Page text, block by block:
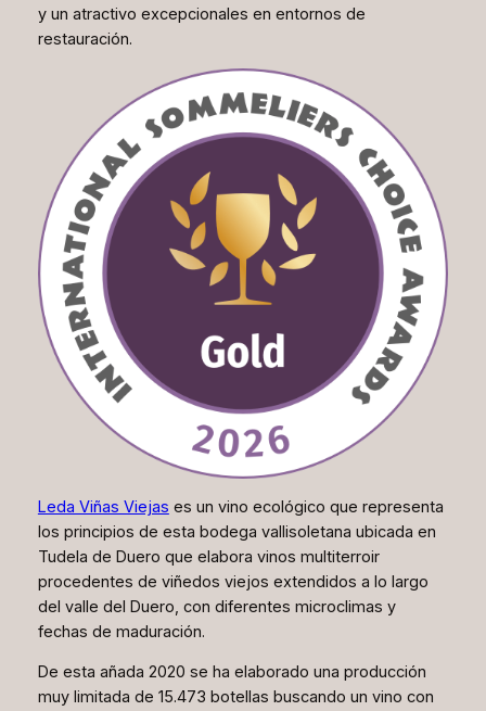
y un atractivo excepcionales en entornos de
restauración.
Leda Viñas Viejas es un vino ecológico que representa
los principios de esta bodega vallisoletana ubicada en
Tudela de Duero que elabora vinos multiterroir
procedentes de viñedos viejos extendidos a lo largo
del valle del Duero, con diferentes microclimas y
fechas de maduración.
De esta añada 2020 se ha elaborado una producción
muy limitada de 15.473 botellas buscando un vino con